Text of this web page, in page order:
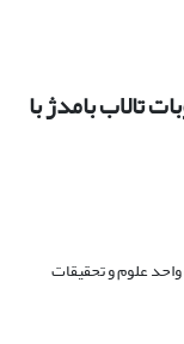
تالاب بامدژ با
علوم و تحقیقات